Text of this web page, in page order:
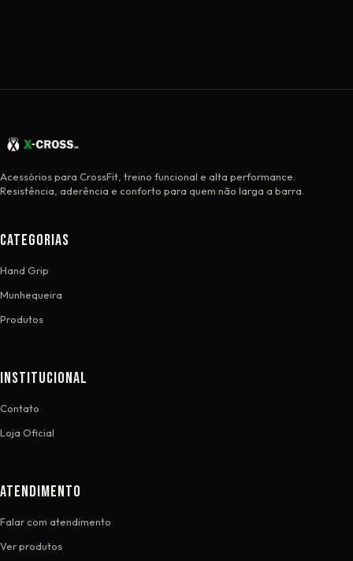
Acessórios para CrossFit, treino funcional e alta performance.
Resistência, aderência e conforto para quem não larga a barra.
CATEGORIAS
Hand Grip
Munhequeira
Produtos
INSTITUCIONAL
Contato
Loja Oficial
ATENDIMENTO
Falar com atendimento
Ver produtos